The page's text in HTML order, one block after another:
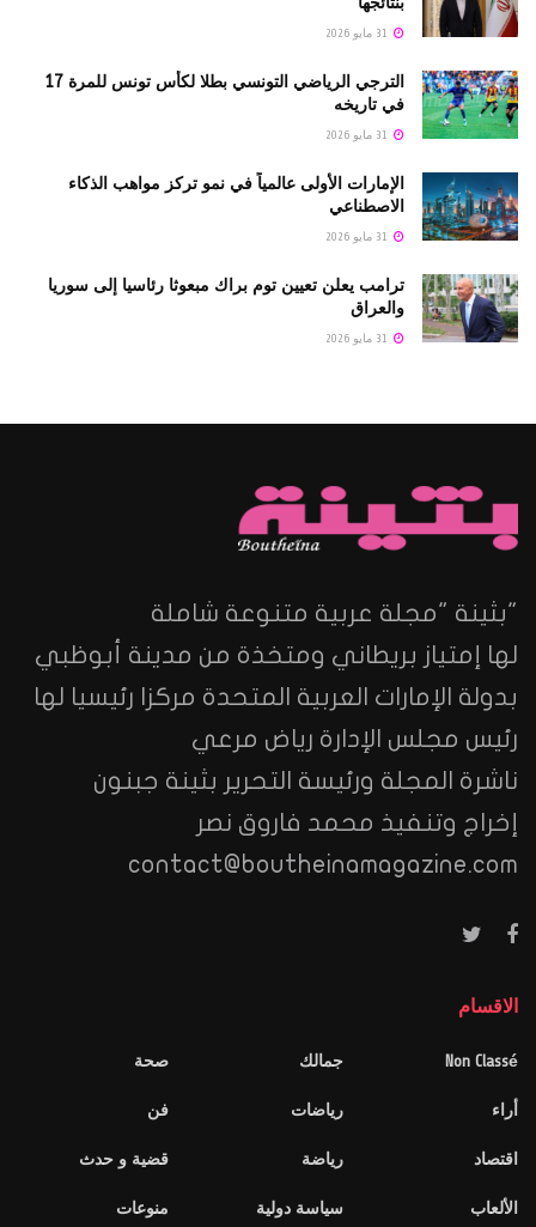
الترجي الرياضي التونسي بطلا لكأس تونس للمرة 17
في تاريخه
الإمارات الأولى عالمياً في نمو تركز مواهب الذكاء
الاصطناعي
ترامب يعلن تعيين توم براك مبعوثا رئاسيا إلى سوريا
والعراق
"بثينة "مجلة عربية متنوعة شاملة
لها إمتياز بريطاني ومتخذة من مدينة أبوظبي
بدولة الإمارات العربية المتحدة مركزا رئيسيا لها
رئيس مجلس الإدارة رياض مرعي
ناشرة المجلة ورئيسة التحرير بثينة جبنون
إخراج وتنفيذ محمد فاروق نصر
contact@boutheinamagazine.com
الاقسام
Non Classé
أراء
اقتصاد
الألعاب
جمالك
رياضات
رياضة
سياسة دولية
صحة
فن
قضية و حدث
منوعات